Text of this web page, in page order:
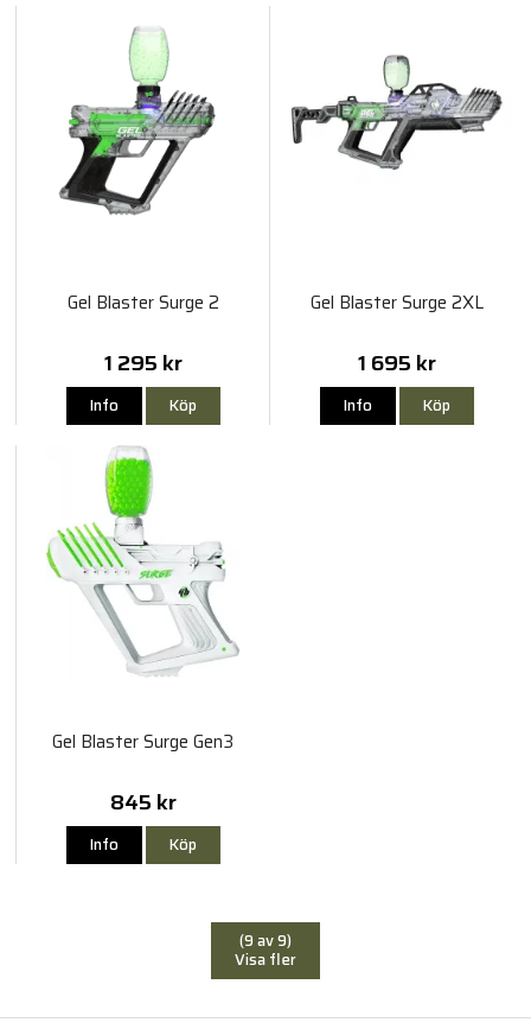
Gel Blaster Surge 2
1 295 kr
Info Köp
Gel Blaster Surge 2XL
1 695 kr
Info Köp
Gel Blaster Surge Gen3
845 kr
Info Köp
(9 av 9)
Visa fler